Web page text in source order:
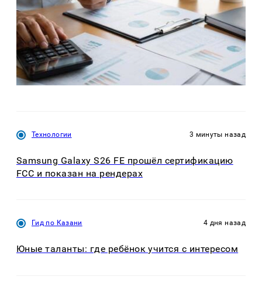
Технологии 3 минуты назад
Samsung Galaxy S26 FE прошёл сертификацию
FCC и показан на рендерах
Гид по Казани 4 дня назад
Юные таланты: где ребёнок учится с интересом